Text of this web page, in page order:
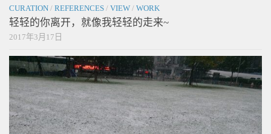
CURATION / REFERENCES / VIEW / WORK
轻轻的你离开，就像我轻轻的走来~
2017年3月17日